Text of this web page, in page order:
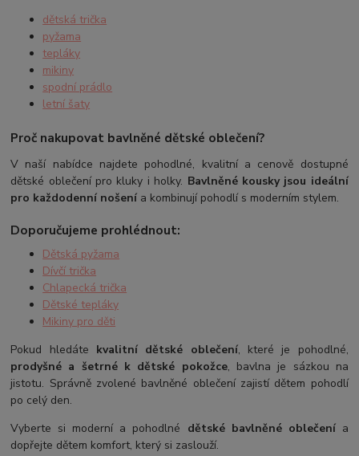
dětská trička
pyžama
tepláky
mikiny
spodní prádlo
letní šaty
Proč nakupovat bavlněné dětské oblečení?
V naší nabídce najdete pohodlné, kvalitní a cenově dostupné
dětské oblečení pro kluky i holky. Bavlněné kousky jsou ideální
pro každodenní nošení a kombinují pohodlí s moderním stylem.
Doporučujeme prohlédnout:
Dětská pyžama
Dívčí trička
Chlapecká trička
Dětské tepláky
Mikiny pro děti
Pokud hledáte kvalitní dětské oblečení, které je pohodlné,
prodyšné a šetrné k dětské pokožce, bavlna je sázkou na
jistotu. Správně zvolené bavlněné oblečení zajistí dětem pohodlí
po celý den.
Vyberte si moderní a pohodlné dětské bavlněné oblečenía
dopřejte dětem komfort, který si zaslouží.